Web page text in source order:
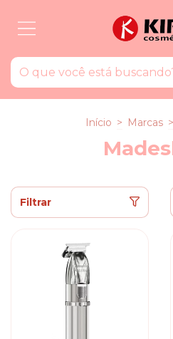
Início > Marcas >
Filtrar